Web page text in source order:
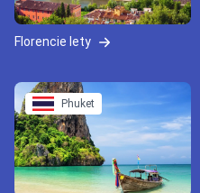
Florencie lety
Phuket